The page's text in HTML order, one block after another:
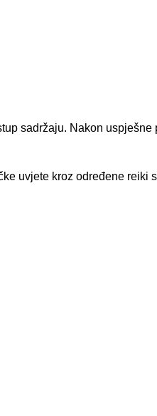
sadržaju. Nakon
uvjete kroz određene reiki